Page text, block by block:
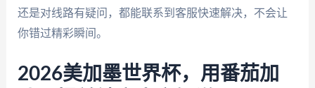
还是对线路有疑问，都能联系到客服快速解决，不会让
你错过精彩瞬间。
2026美加墨世界杯，用番茄加